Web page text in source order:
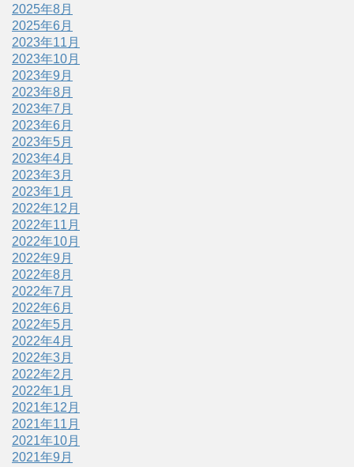
2025年8月
2025年6月
2023年11月
2023年10月
2023年9月
2023年8月
2023年7月
2023年6月
2023年5月
2023年4月
2023年3月
2023年1月
2022年12月
2022年11月
2022年10月
2022年9月
2022年8月
2022年7月
2022年6月
2022年5月
2022年4月
2022年3月
2022年2月
2022年1月
2021年12月
2021年11月
2021年10月
2021年9月